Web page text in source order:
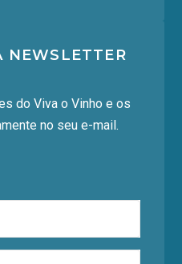
NEWSLETTER
do Viva o Vinho e os
no seu e-mail.